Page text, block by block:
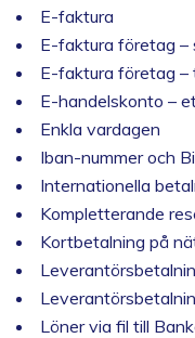
E-faktura
E-faktura företag –
E-faktura företag –
E-handelskonto –
Enkla vardagen
Iban-nummer och
Internationella
Kompletterande
Kortbetalning på
Löner via fil till